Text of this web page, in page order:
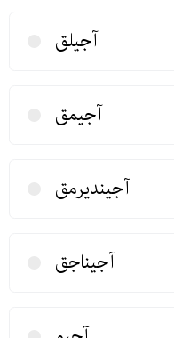
آجیلق
آجیمق
آجیندیرمق
آجیناجق